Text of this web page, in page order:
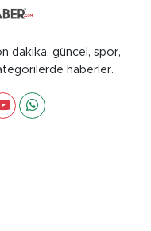
dakika, güncel, spor,
haberler.